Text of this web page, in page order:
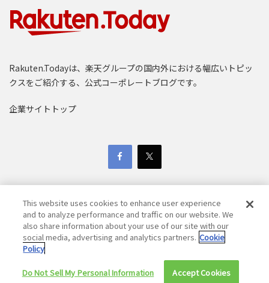
デスクトップ版「Rakuten AI」の可能性について説明す
総務省が今年発表した「情報通信白書令和7年版」による
と、日本はAI活用において世界的に見て遅れをとってお
り、昨年度AIツールを使用した経験がある人はわずか
26.7%に留まると指摘されています。
日本HP代表取締役 社長執行役員の岡戸 信樹氏は「今回の
取り組みは、エッジデバイス上のAIとクラウドAIを融合す
る“ハイブリッドAI”という共通のビジョンから始まりまし
Rakuten.Todayは、楽天グループの国内外における幅広いトピッ
クスをご紹介する、公式コーポレートブログです。
企業サイトトップ
Copyright © 1997-2025 Rakuten Group, Inc. All Rights Reserved.
採用活動における個人情報保護方針
免責事項
This website uses cookies to enhance user experience
and to analyze performance and traffic on our website. We
also share information about your use of our site with our
social media, advertising and analytics partners. Cookie
Policy
Do Not Sell My Personal Information Accept Cookies